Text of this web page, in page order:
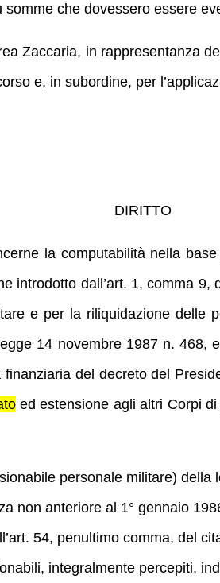
che dovessero essere
Zaccaria, in rappresentanza
e, in subordine, per
DIRITTO
la computabilità nella
introdotto dall’art. 1, comma
e per la riliquidazione
14 novembre 1987 n. 468, e
finanziaria del decreto del
ed estensione agli altri Corpi di
personale militare)
non anteriore al 1° gennaio
54, penultimo comma, del
integralmente percepiti,